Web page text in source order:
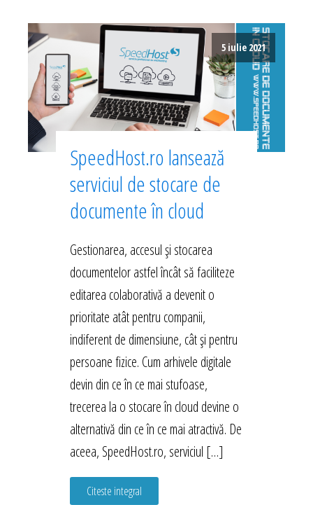
5 iulie 2021
SpeedHost.ro lansează
serviciul de stocare de
documente în cloud
Gestionarea, accesul și stocarea
documentelor astfel încât să faciliteze
editarea colaborativă a devenit o
prioritate atât pentru companii,
indiferent de dimensiune, cât și pentru
persoane fizice. Cum arhivele digitale
devin din ce în ce mai stufoase,
trecerea la o stocare în cloud devine o
alternativă din ce în ce mai atractivă. De
aceea, SpeedHost.ro, serviciul […]
Citeste integral